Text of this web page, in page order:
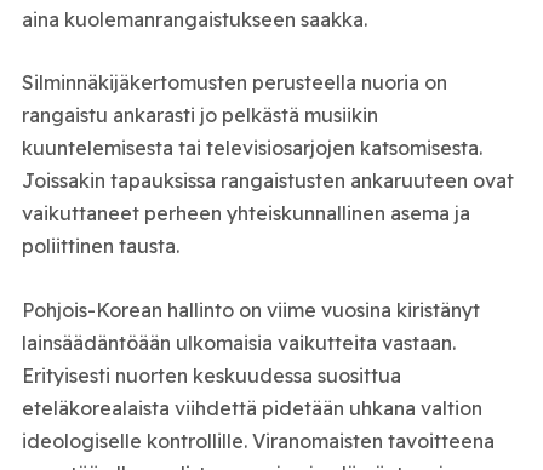
aina kuolemanrangaistukseen saakka.
Silminnäkijäkertomusten perusteella nuoria on
rangaistu ankarasti jo pelkästä musiikin
kuuntelemisesta tai televisiosarjojen katsomisesta.
Joissakin tapauksissa rangaistusten ankaruuteen ovat
vaikuttaneet perheen yhteiskunnallinen asema ja
poliittinen tausta.
Pohjois-Korean hallinto on viime vuosina kiristänyt
lainsäädäntöään ulkomaisia vaikutteita vastaan.
Erityisesti nuorten keskuudessa suosittua
eteläkorealaista viihdettä pidetään uhkana valtion
ideologiselle kontrollille. Viranomaisten tavoitteena